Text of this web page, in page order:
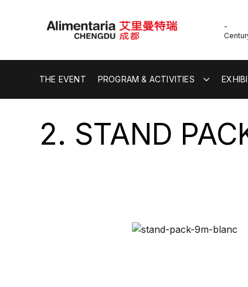
-
THE EVENT PROGRAM & ACTIVITIES
2. STAND